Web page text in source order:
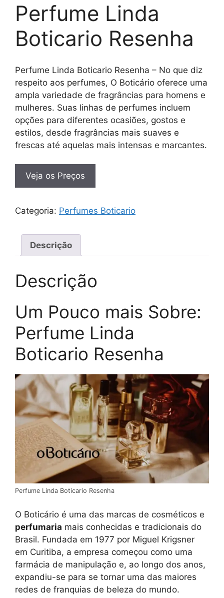
Perfume Linda
Boticario Resenha
Perfume Linda Boticario Resenha – No que diz
respeito aos perfumes, O Boticário oferece uma
ampla variedade de fragrâncias para homens e
mulheres. Suas linhas de perfumes incluem
opções para diferentes ocasiões, gostos e
estilos, desde fragrâncias mais suaves e
frescas até aquelas mais intensas e marcantes.
Veja os Preços
Categoria: Perfumes Boticario
Descrição
Descrição
Um Pouco mais Sobre:
Perfume Linda
Boticario Resenha
Perfume Linda Boticario Resenha
O Boticário é uma das marcas de cosméticos e
perfumaria mais conhecidas e tradicionais do
Brasil. Fundada em 1977 por Miguel Krigsner
em Curitiba, a empresa começou como uma
farmácia de manipulação e, ao longo dos anos,
expandiu-se para se tornar uma das maiores
redes de franquias de beleza do mundo.